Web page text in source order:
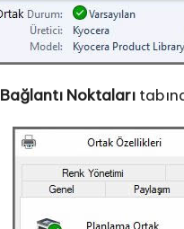
Bağlantı Noktaları